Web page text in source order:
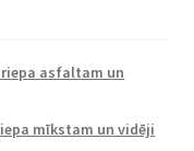
riepa asfaltam un
mīkstam un vidēji